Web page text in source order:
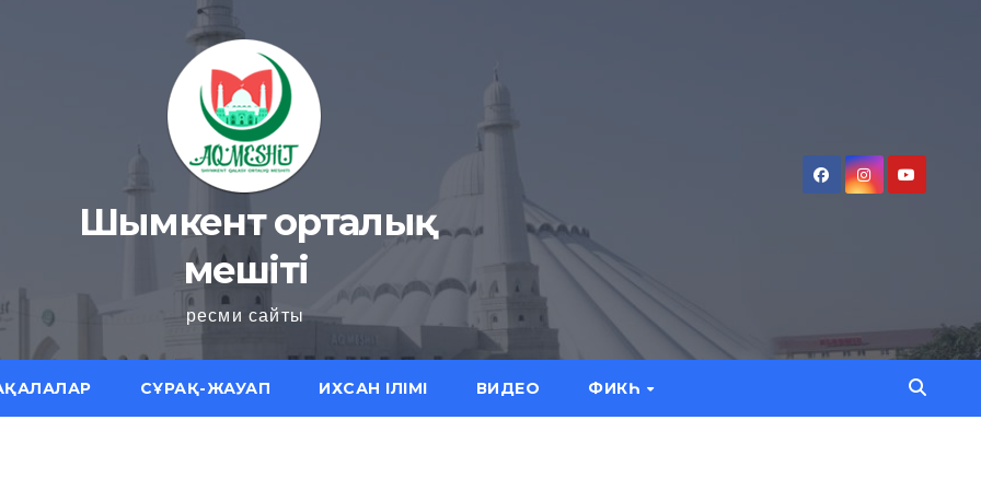
Шымкент орталық
мешіті
ресми сайты
СҰРАҚ-ЖАУАП ИХСАН ІЛІМІ ВИДЕО ФИКҺ